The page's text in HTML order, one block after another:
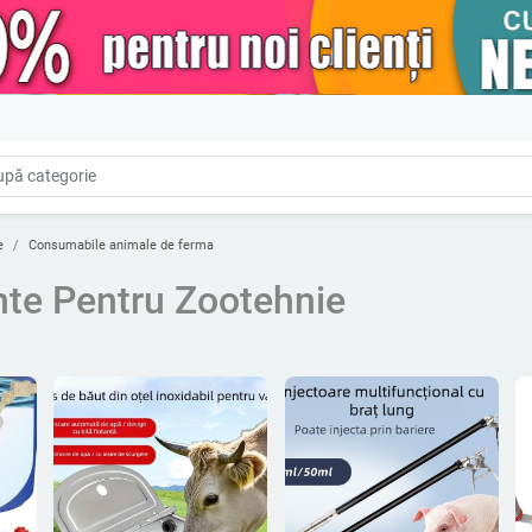
Consumabile animale de ferma
Pentru Zootehnie